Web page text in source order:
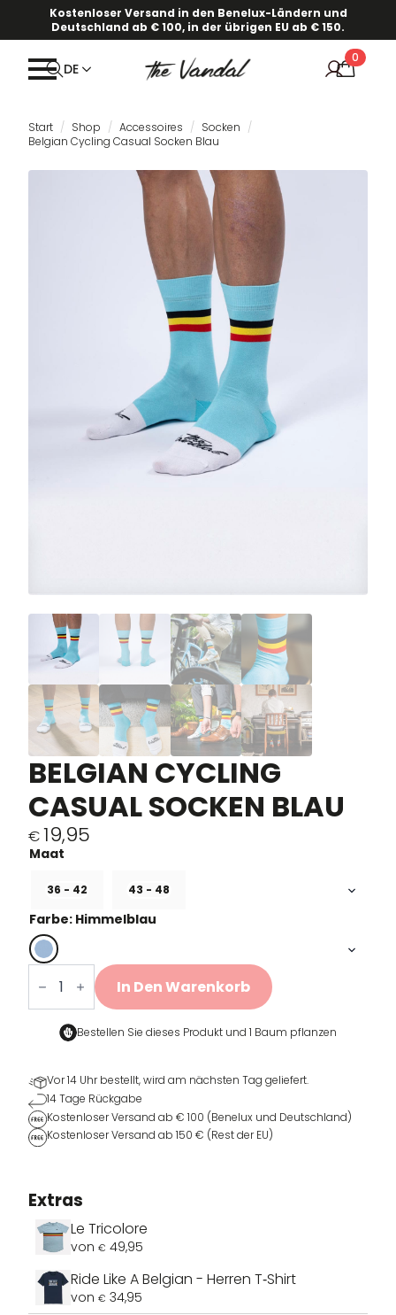
Kostenloser Versand in den Benelux-Ländern und
Deutschland ab € 100, in der übrigen EU ab € 150.
DE
0
Start Shop Accessoires
Socken
Belgian Cycling Casual Socken Blau
BELGIAN CYCLING
CASUAL SOCKEN BLAU
€19,95
36 - 42 43 - 48
Farbe: Himmelblau
Belgian
Cycling
Casual
Sokken
Blauw
Menge
In Den Warenkorb
Bestellen Sie dieses Produkt und 1 Baum pflanzen
Vor 14 Uhr bestellt, wird am nächsten Tag geliefert.
14 Tage Rückgabe
Kostenloser Versand ab € 100 (Benelux und Deutschland)
Kostenloser Versand ab 150 € (Rest der EU)
Extras
Le Tricolore
von € 49,95
Ride Like A Belgian - Herren T‑Shirt
von € 34,95